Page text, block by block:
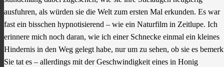
ausfuhren, als würden sie die Welt zum ersten Mal erkunden. Es war
fast ein bisschen hypnotisierend – wie ein Naturfilm in Zeitlupe. Ich
erinnere mich noch daran, wie ich einer Schnecke einmal ein kleines
Hindernis in den Weg gelegt habe, nur um zu sehen, ob sie es
Sie tat es – allerdings mit der Geschwindigkeit eines in Honig